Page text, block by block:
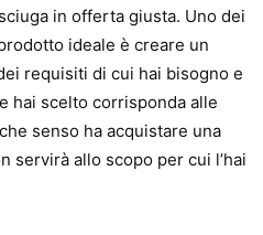
in offerta giusta. Uno dei
ideale è creare un
requisiti di cui hai bisogno e
hai scelto corrisponda alle
senso ha acquistare una
servirà allo scopo per cui l’hai